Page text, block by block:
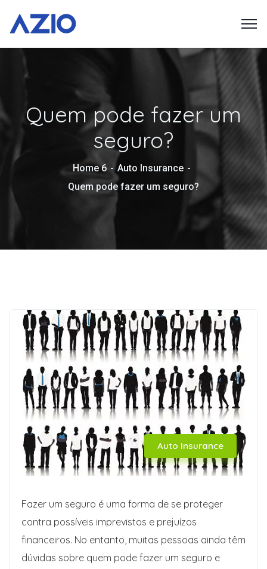
Quem pode fazer um
seguro?
Home 6
Auto Insurance
Quem pode fazer um seguro?
Auto Insurance
Fazer um seguro é uma forma de se proteger
contra possíveis imprevistos e prejuízos
financeiros. No entanto, muitas pessoas ainda têm
dúvidas sobre quem pode fazer um seguro e